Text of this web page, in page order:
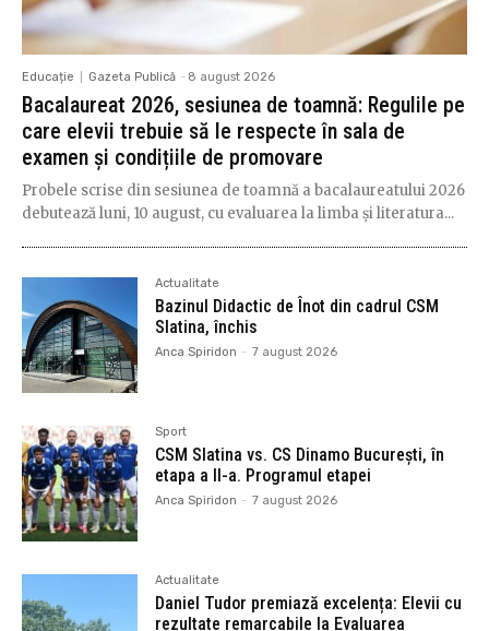
Educație Gazeta Publică - 8 august 2026
Bacalaureat 2026, sesiunea de toamnă: Regulile pe
care elevii trebuie să le respecte în sala de
examen și condițiile de promovare
Probele scrise din sesiunea de toamnă a bacalaureatului 2026
debutează luni, 10 august, cu evaluarea la limba și literatura...
Actualitate
Bazinul Didactic de Înot din cadrul CSM
Slatina, închis
Anca Spiridon - 7 august 2026
Sport
CSM Slatina vs. CS Dinamo București, în
etapa a II-a. Programul etapei
Anca Spiridon - 7 august 2026
Actualitate
Daniel Tudor premiază excelența: Elevii cu
rezultate remarcabile la Evaluarea